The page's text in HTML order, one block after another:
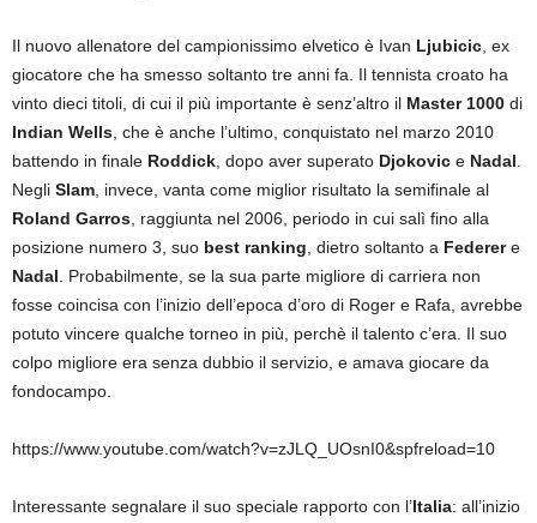
Il nuovo allenatore del campionissimo elvetico è Ivan Ljubicic , ex
giocatore che ha smesso soltanto tre anni fa. Il tennista croato ha
vinto dieci titoli, di cui il più importante è senz’altro il Master 1000 di
Indian Wells , che è anche l’ultimo, conquistato nel marzo 2010
battendo in finale Roddick , dopo aver superato Djokovic e Nadal
Negli Slam , invece, vanta come miglior risultato la semifinale al
Roland Garros , raggiunta nel 2006, periodo in cui salì fino alla
posizione numero 3, suo best ranking , dietro soltanto a Federere
Nadal . Probabilmente, se la sua parte migliore di carriera non
fosse coincisa con l’inizio dell’epoca d’oro di Roger e Rafa, avrebbe
potuto vincere qualche torneo in più, perchè il talento c’era. Il suo
colpo migliore era senza dubbio il servizio, e amava giocare da
fondocampo.
https://www.youtube.com/watch?v=zJLQ_UOsnI0&spfreload=10
Interessante segnalare il suo speciale rapporto con l’Italia: all’inizio